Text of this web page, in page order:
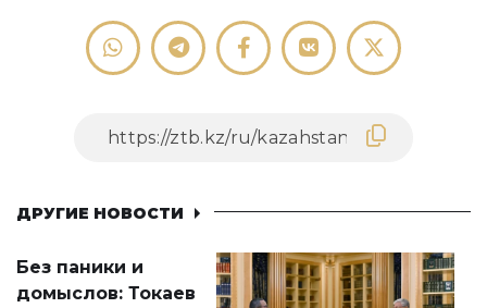
ДРУГИЕ НОВОСТИ
Без паники и
домыслов: Токаев